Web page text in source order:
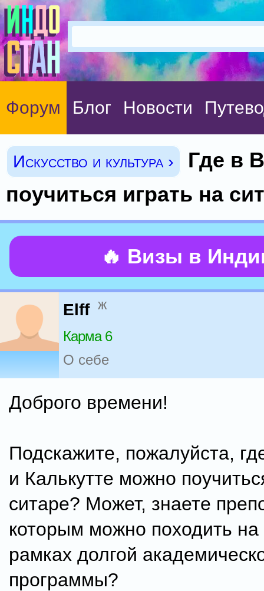
Форум Блог Новости
Искусство и культура ›
Где в
поучиться играть на
🔥 Визы в
Elff ж
Карма 6
О себе
Доброго времени!
Подскажите, пожалуйста,
и Калькутте можно
ситаре? Может, знаете
которым можно походить на
рамках долгой
программы?